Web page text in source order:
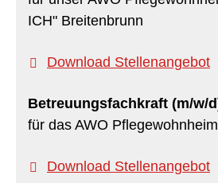
ICH" Breitenbrunn
Download Stellenangebot
Betreuungsfachkraft (m/w/
für das AWO
Download Stellenangebot